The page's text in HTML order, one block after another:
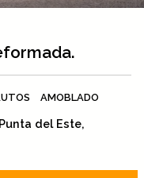
AMOBLADO
del Este,